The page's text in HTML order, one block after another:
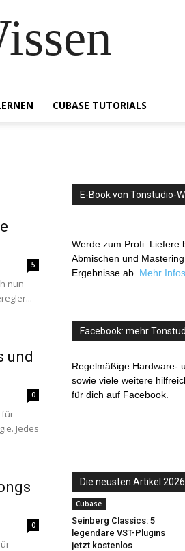
CUBASE TUTORIALS
5
nun
und
0
für
Jedes
0
E-Book von Tonstudio-
Werde zum Profi: Liefere
Abmischen und
Ergebnisse ab. Mehr
Facebook: mehr
Regelmäßige Hardware-
sowie viele weitere
für dich auf Facebook.
Die neusten Artikel 2026
Cubase
Seinberg Classics: 5
legendäre VST-Plugins
jetzt kostenlos